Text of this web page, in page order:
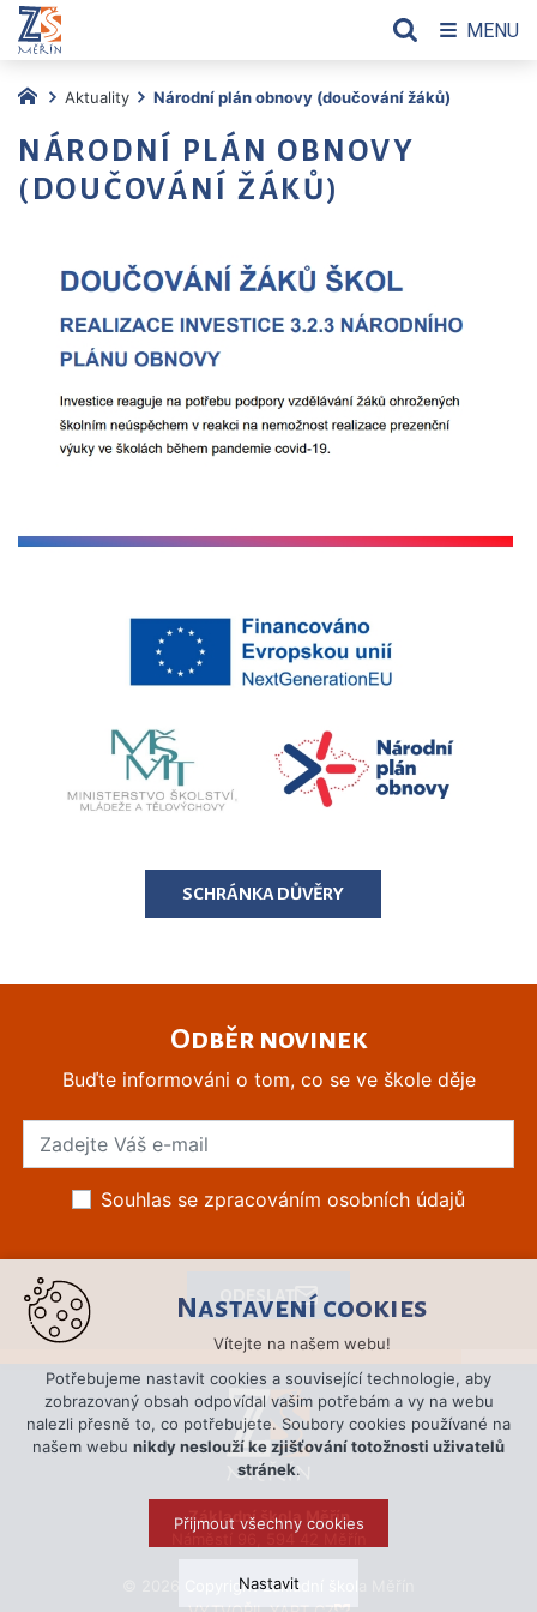
SCHRÁNKA DŮVĚRY
Aktuality Národní plán obnovy (doučování žáků)
NÁRODNÍ PLÁN OBNOVY
(DOUČOVÁNÍ ŽÁKŮ)
Odběr novinek
Buďte informováni o tom, co se ve škole děje
Souhlas se zpracováním osobních údajů
Základní škola Měřín
Náměstí 96, 594 42 Měřín
© 2026 Copyright Základní škola Měřín
MENU
Nastavení cookies
Vítejte na našem webu!
Potřebujeme nastavit cookies a související technologie, aby
zobrazovaný obsah odpovídal vašim potřebám a vy na webu
nalezli přesně to, co potřebujete. Soubory cookies používané na
našem webu nikdy neslouží ke zjišťování totožnosti uživatelů
stránek.
Přijmout všechny cookies
Nastavit